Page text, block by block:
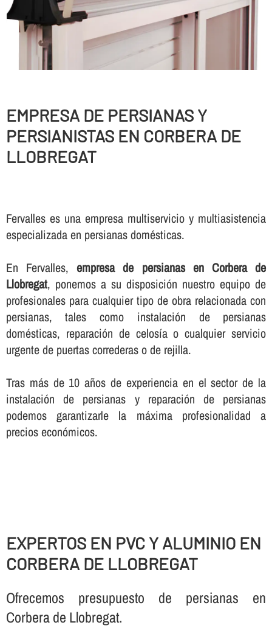
EMPRESA DE PERSIANAS Y
PERSIANISTAS EN CORBERA DE
LLOBREGAT
Fervalles es una empresa multiservicio y multiasistencia
especializada en persianas domésticas.
En Fervalles,empresa de persianas en Corbera de
Llobregat, ponemos a su disposición nuestro equipo de
profesionales para cualquier tipo de obra relacionada con
persianas, tales como instalación de persianas
domésticas, reparación de celosí­a o cualquier servicio
urgente de puertas correderas o de rejilla.
Tras más de 10 años de experiencia en el sector de la
instalación de persianas y reparación de persianas
podemos garantizarle la máxima profesionalidad a
precios económicos.
EXPERTOS EN PVC Y ALUMINIO EN
CORBERA DE LLOBREGAT
Ofrecemos presupuesto de persianas en
Corbera de Llobregat.